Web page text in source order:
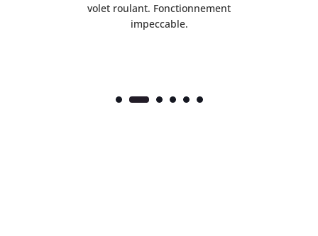
volet roulant. Fonctionnement
impeccable.